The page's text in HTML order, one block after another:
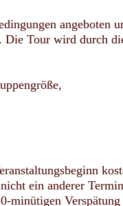
angeboten
Die Tour wird durch
ein anderer Termin
minütigen Verspätung